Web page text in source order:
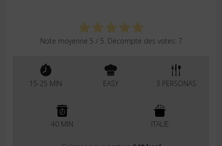
Note moyenne 5 / 5. Décompte des votes: 7
15-25 MIN EASY 3 PERSONAS
40 MIN ITALIE